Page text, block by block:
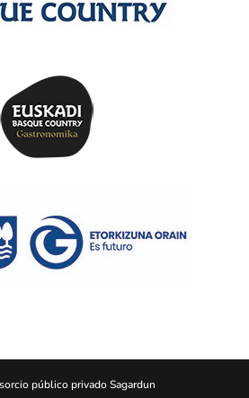
público privado Sagardun